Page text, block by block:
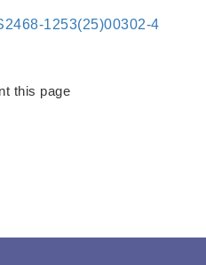
1253(25)00302-4
this page